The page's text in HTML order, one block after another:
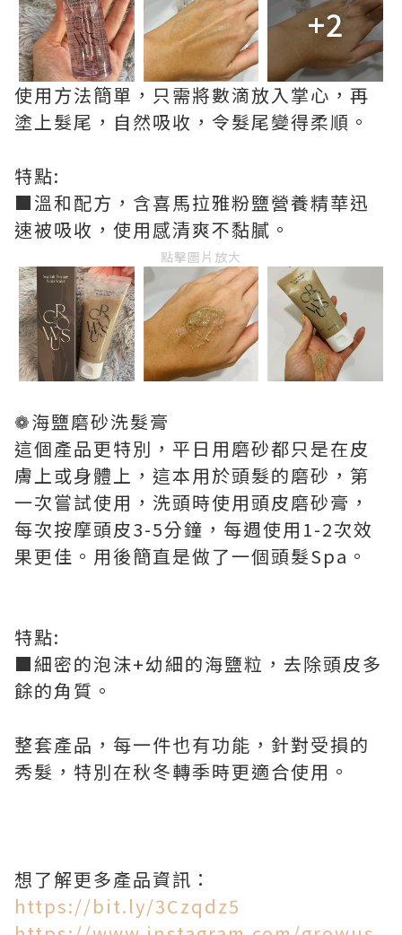
+2
使用方法簡單，只需將數滴放入掌心，再
塗上髮尾，自然吸收，令髮尾變得柔順。
特點:
■溫和配方，含喜馬拉雅粉鹽營養精華迅
速被吸收，使用感清爽不黏膩。
點擊圖片放大
❁海鹽磨砂洗髮膏
這個產品更特別，平日用磨砂都只是在皮
膚上或身體上，這本用於頭髮的磨砂，第
一次嘗試使用，洗頭時使用頭皮磨砂膏，
每次按摩頭皮3-5分鐘，每週使用1-2次效
果更佳。用後簡直是做了一個頭髮Spa。
特點:
■細密的泡沫+幼細的海鹽粒，去除頭皮多
餘的角質。
整套產品，每一件也有功能，針對受損的
秀髮，特別在秋冬轉季時更適合使用。
想了解更多產品資訊：
https://bit.ly/3Czqdz5